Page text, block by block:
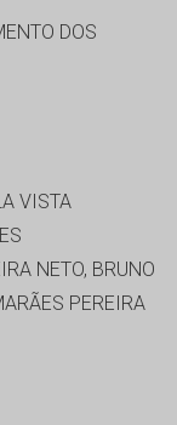
DOS
VISTA
NETO, BRUNO
PEREIRA